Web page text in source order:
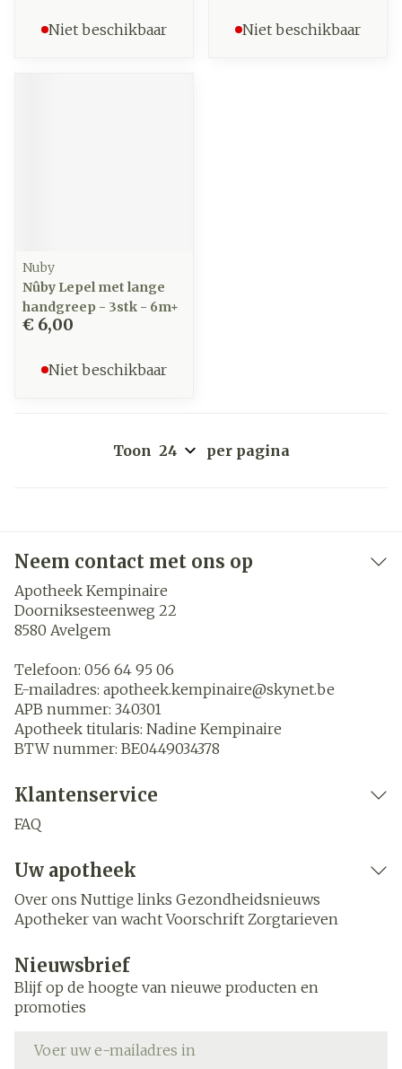
Niet beschikbaar Niet beschikbaar
Nuby
Nûby Lepel met lange
handgreep - 3stk - 6m+
€ 6,00
Niet beschikbaar
Toon per pagina
Neem contact met ons op
Apotheek Kempinaire
Doorniksesteenweg 22
8580 Avelgem
Telefoon: 056 64 95 06
E-mailadres: apotheek.kempinaire@skynet.be
APB nummer: 340301
Apotheek titularis: Nadine Kempinaire
BTW nummer: BE0449034378
Klantenservice
FAQ
Uw apotheek
Over ons Nuttige links Gezondheidsnieuws
Apotheker van wacht Voorschrift Zorgtarieven
Nieuwsbrief
Blijf op de hoogte van nieuwe producten en
promoties